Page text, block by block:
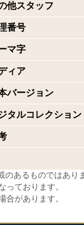
他スタッフ
番号
マ字
ィア
バージョン
タルコレクション
あるものではあり
ております。
があります。